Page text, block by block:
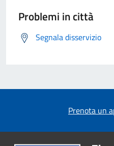
Problemi in città
Segnala disservizio
Prenota un